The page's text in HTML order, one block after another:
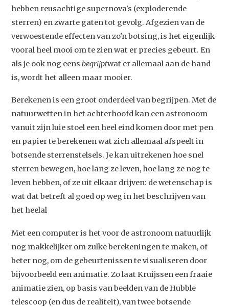
hebben reusachtige supernova's (exploderende
sterren) en zwarte gaten tot gevolg. Afgezien van de
verwoestende effecten van zo'n botsing, is het eigenlijk
vooral heel mooi om te zien wat er precies gebeurt. En
als je ook nog eensbegrijptwat er allemaal aan de hand
is, wordt het alleen maar mooier.
Berekenen is een groot onderdeel van begrijpen. Met de
natuurwetten in het achterhoofd kan een astronoom
vanuit zijn luie stoel een heel eind komen door met pen
en papier te berekenen wat zich allemaal afspeelt in
botsende sterrenstelsels. Je kan uitrekenen hoe snel
sterren bewegen, hoe lang ze leven, hoe lang ze nog te
leven hebben, of ze uit elkaar drijven: de wetenschap is
wat dat betreft al goed op weg in het beschrijven van
het heelal
Met een computer is het voor de astronoom natuurlijk
nog makkelijker om zulke berekeningen te maken, of
beter nog, om de gebeurtenissen te visualiseren door
bijvoorbeeld een animatie. Zo laat Kruijssen een fraaie
animatie zien, op basis van beelden van de Hubble
telescoop (en dus de realiteit), van twee botsende